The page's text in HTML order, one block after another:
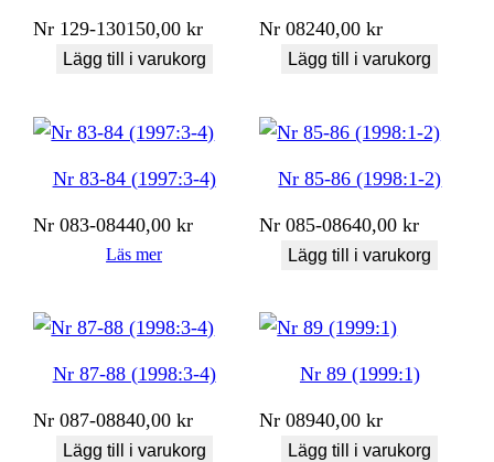
Nr 129-130150,00kr
Lägg till i varukorg
Nr 08240,00kr
Lägg till i varukorg
Nr 83-84 (1997:3-4)
Nr 083-08440,00kr
Läs mer
Nr 85-86 (1998:1-2)
Nr 085-08640,00kr
Lägg till i varukorg
Nr 87-88 (1998:3-4)
Nr 087-08840,00kr
Lägg till i varukorg
Nr 89 (1999:1)
Nr 08940,00kr
Lägg till i varukorg